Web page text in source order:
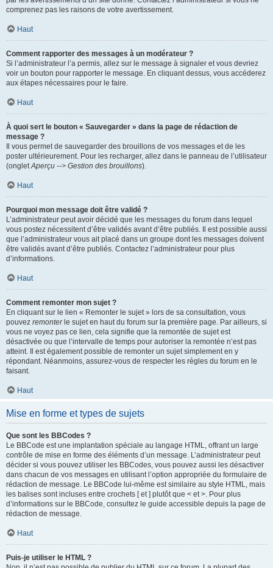
comprenez pas les raisons de votre avertissement.
Haut
Comment rapporter des messages à un modérateur ?
Si l’administrateur l’a permis, allez sur le message à signaler et vous devriez
voir un bouton pour rapporter le message. En cliquant dessus, vous accéderez
aux étapes nécessaires pour le faire.
Haut
À quoi sert le bouton « Sauvegarder » dans la page de rédaction de
message ?
Il vous permet de sauvegarder des brouillons de vos messages et de les
poster ultérieurement. Pour les recharger, allez dans le panneau de l’utilisateur
(ongletAperçu --> Gestion des brouillons).
Haut
Pourquoi mon message doit être validé ?
L’administrateur peut avoir décidé que les messages du forum dans lequel
vous postez nécessitent d’être validés avant d’être publiés. Il est possible aussi
que l’administrateur vous ait placé dans un groupe dont les messages doivent
être validés avant d’être publiés. Contactez l’administrateur pour plus
d’informations.
Haut
Comment remonter mon sujet ?
En cliquant sur le lien « Remonter le sujet » lors de sa consultation, vous
pouvez remonterle sujet en haut du forum sur la première page. Par ailleurs, si
vous ne voyez pas ce lien, cela signifie que la remontée de sujet est
désactivée ou que l’intervalle de temps pour autoriser la remontée n’est pas
atteint. Il est également possible de remonter un sujet simplement en y
répondant. Néanmoins, assurez-vous de respecter les règles du forum en le
faisant.
Haut
Mise en forme et types de sujets
Que sont les BBCodes ?
Le BBCode est une implantation spéciale au langage HTML, offrant un large
contrôle de mise en forme des éléments d’un message. L’administrateur peut
décider si vous pouvez utiliser les BBCodes, vous pouvez aussi les désactiver
dans chacun de vos messages en utilisant l’option appropriée du formulaire de
rédaction de message. Le BBCode lui-même est similaire au style HTML, mais
les balises sont incluses entre crochets [ et ] plutôt que < et >. Pour plus
d’informations sur le BBCode, consultez le guide accessible depuis la page de
rédaction de message.
Haut
Puis-je utiliser le HTML ?